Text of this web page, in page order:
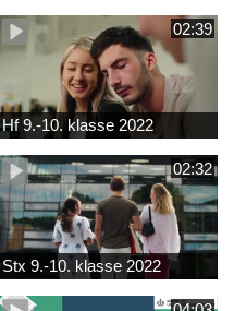
02:39
Hf 9.-10. klasse 2022
02:32
Stx 9.-10. klasse 2022